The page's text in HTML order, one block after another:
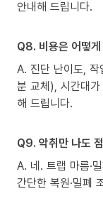
안내해 드립니다.
Q8. 비용은 어떻
A. 진단 난이도, 작
분 교체), 시간대
해 드립니다.
Q9. 악취만 나도
A. 네. 트랩 마름·
간단한 복원·밀폐